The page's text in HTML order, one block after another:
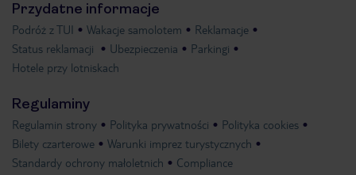
Przydatne informacje
Podróż z TUI Wakacje samolotem
Reklamacje
Status reklamacji
Ubezpieczenia
Parkingi
Hotele przy lotniskach
Regulaminy
Regulamin strony Polityka prywatności
Polityka cookies
Bilety czarterowe
Warunki imprez turystycznych
Standardy ochrony małoletnich
Compliance